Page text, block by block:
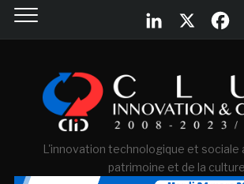
L'innovation technologique et sociale
patrimoine et de la culture